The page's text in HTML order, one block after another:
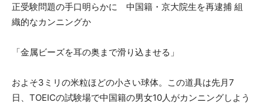
正受験問題の手口明らかに 中国籍・京大院生を再逮捕 組
織的なカンニングか
「金属ビーズを耳の奥まで滑り込ませる」
およそ3ミリの米粒ほどの小さい球体。この道具は先月7
日、TOEICの試験場で中国籍の男女10人がカンニングしよう